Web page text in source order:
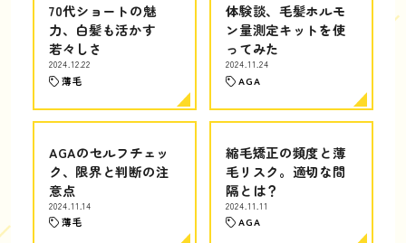
70代ショートの魅
力、白髪も活かす
若々しさ
2024.12.22
薄毛
体験談、毛髪ホルモ
ン量測定キットを使
ってみた
2024.11.24
AGA
AGAのセルフチェッ
ク、限界と判断の注
意点
2024.11.14
薄毛
縮毛矯正の頻度と薄
毛リスク。適切な間
隔とは？
2024.11.11
AGA